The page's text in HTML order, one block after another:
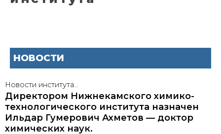
НОВОСТИ
Новости института…
Директором Нижнекамского химико-
технологического института назначен
Ильдар Гумерович Ахметов — доктор
химических наук.